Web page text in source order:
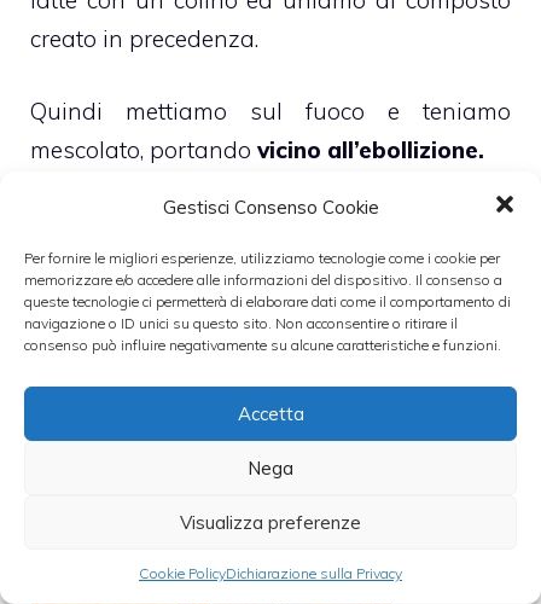
Gestisci Consenso Cookie
Per fornire le migliori esperienze, utilizziamo tecnologie come i cookie per
memorizzare e/o accedere alle informazioni del dispositivo. Il consenso a
queste tecnologie ci permetterà di elaborare dati come il comportamento di
navigazione o ID unici su questo sito. Non acconsentire o ritirare il
consenso può influire negativamente su alcune caratteristiche e funzioni.
Accetta
Nega
Visualizza preferenze
Cookie PolicyDichiarazione sulla Privacy
creato in precedenza.
Quindi mettiamo sul fuoco e teniamo
mescolato, portando vicino all’ebollizione.
Poi versiamo il composto filtrandolo ancora
in degli stampini, che metteremo a
raffreddare in frigo per almeno 2 ore.
Quando raffreddato cospargete con della